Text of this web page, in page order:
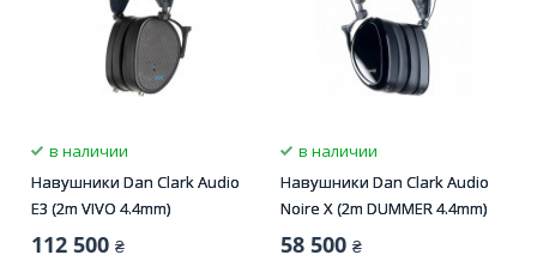
в наличии
Навушники Dan Clark Audio
E3 (2m VIVO 4.4mm)
112 500 ₴
в наличии
Навушники Dan Clark Audio
Noire X (2m DUMMER 4.4mm)
58 500 ₴